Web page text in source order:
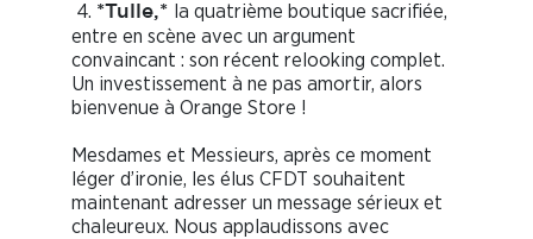
4. *Tulle,* la quatrième boutique sacrifiée,
entre en scène avec un argument
convaincant : son récent relooking complet.
Un investissement à ne pas amortir, alors
bienvenue à Orange Store !
Mesdames et Messieurs, après ce moment
léger d’ironie, les élus CFDT souhaitent
maintenant adresser un message sérieux et
chaleureux. Nous applaudissons avec